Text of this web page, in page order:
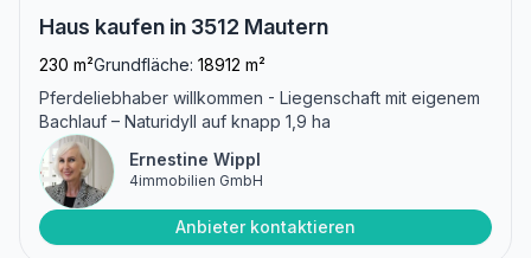
Haus kaufen in 3512 Mautern
230 m²Grundfläche: 18912 m²
Pferdeliebhaber willkommen - Liegenschaft mit eigenem
Bachlauf – Naturidyll auf knapp 1,9 ha
Ernestine Wippl
4immobilien GmbH
Anbieter kontaktieren